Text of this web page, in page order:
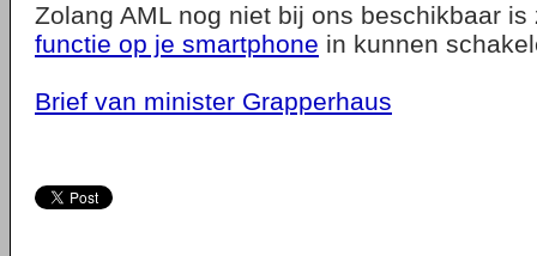
Zolang AML nog niet bij ons beschikbaar
functie op je smartphone in kunnen
Brief van minister Grapperhaus